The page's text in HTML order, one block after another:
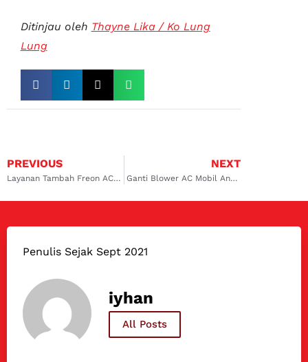
Ditinjau oleh Thayne Lika / Ko Lung
Lung
PREVIOUS
Layanan Tambah Freon AC Mobil Koja dan Rawamangun yang Terpercaya dan Handal, Inilah Tempatnya!
NEXT
Ganti Blower AC Mobil Anda Agar Tidak Terjadi Kerusakan di Surabaya Barat
Penulis Sejak Sept 2021
iyhan
All Posts